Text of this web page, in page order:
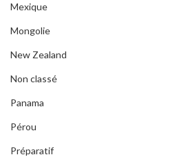
Mexique
Mongolie
New Zealand
Non classé
Panama
Pérou
Préparatif